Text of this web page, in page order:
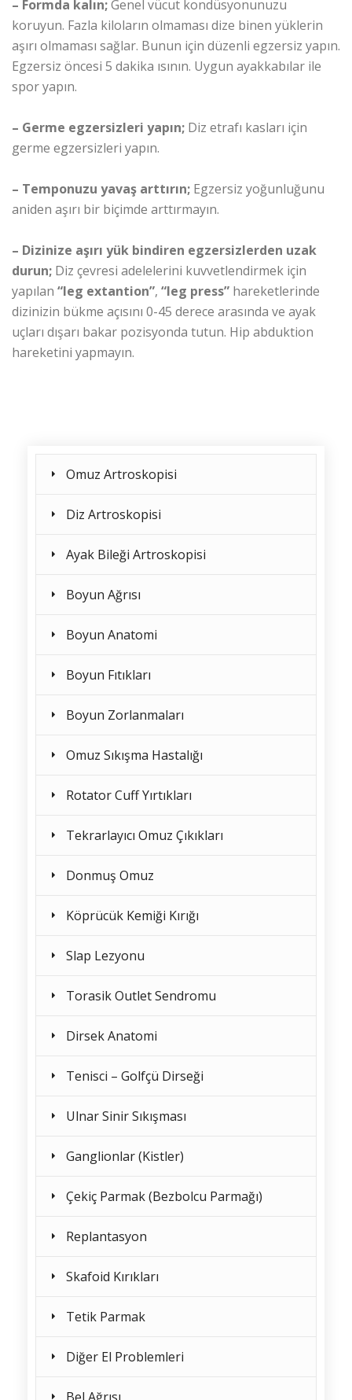
– Formda kalın;Genel vücut kondüsyonunuzu
koruyun. Fazla kiloların olmaması dize binen yüklerin
aşırı olmaması sağlar. Bunun için düzenli egzersiz yapın.
Egzersiz öncesi 5 dakika ısının. Uygun ayakkabılar ile
spor yapın.
– Germe egzersizleri yapın; Diz etrafı kasları için
germe egzersizleri yapın.
– Temponuzu yavaş arttırın; Egzersiz yoğunluğunu
aniden aşırı bir biçimde arttırmayın.
– Dizinize aşırı yük bindiren egzersizlerden uzak
durun; Diz çevresi adelelerini kuvvetlendirmek için
yapılan “leg extantion”, “leg press” hareketlerinde
dizinizin bükme açısını 0-45 derece arasında ve ayak
uçları dışarı bakar pozisyonda tutun. Hip abduktion
hareketini yapmayın.
Omuz Artroskopisi
Diz Artroskopisi
Ayak Bileği Artroskopisi
Boyun Ağrısı
Boyun Anatomi
Boyun Fıtıkları
Boyun Zorlanmaları
Omuz Sıkışma Hastalığı
Rotator Cuff Yırtıkları
Tekrarlayıcı Omuz Çıkıkları
Donmuş Omuz
Köprücük Kemiği Kırığı
Slap Lezyonu
Torasik Outlet Sendromu
Dirsek Anatomi
Tenisci – Golfçü Dirseği
Ulnar Sinir Sıkışması
Ganglionlar (Kistler)
Çekiç Parmak (Bezbolcu Parmağı)
Replantasyon
Skafoid Kırıkları
Tetik Parmak
Diğer El Problemleri